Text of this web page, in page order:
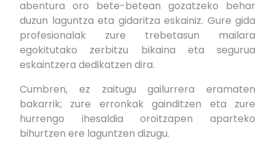
abentura oro bete-betean gozatzeko behar
duzun laguntza eta gidaritza eskainiz. Gure gida
profesionalak zure trebetasun mailara
egokitutako zerbitzu bikaina eta segurua
eskaintzera dedikatzen dira.
Cumbren, ez zaitugu gailurrera eramaten
bakarrik; zure erronkak gainditzen eta zure
hurrengo ihesaldia oroitzapen aparteko
bihurtzen ere laguntzen dizugu.